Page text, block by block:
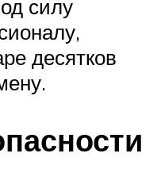
силу
десятков